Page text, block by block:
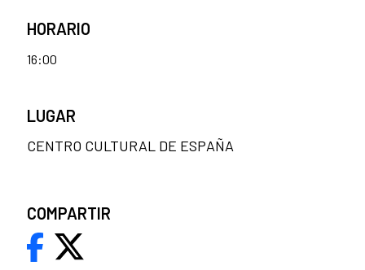
HORARIO
16:00
LUGAR
CENTRO CULTURAL DE ESPAÑA
COMPARTIR